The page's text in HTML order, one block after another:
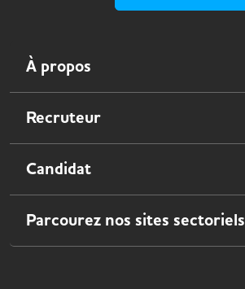
À propos
Recruteur
Candidat
Parcourez nos sites sectoriels